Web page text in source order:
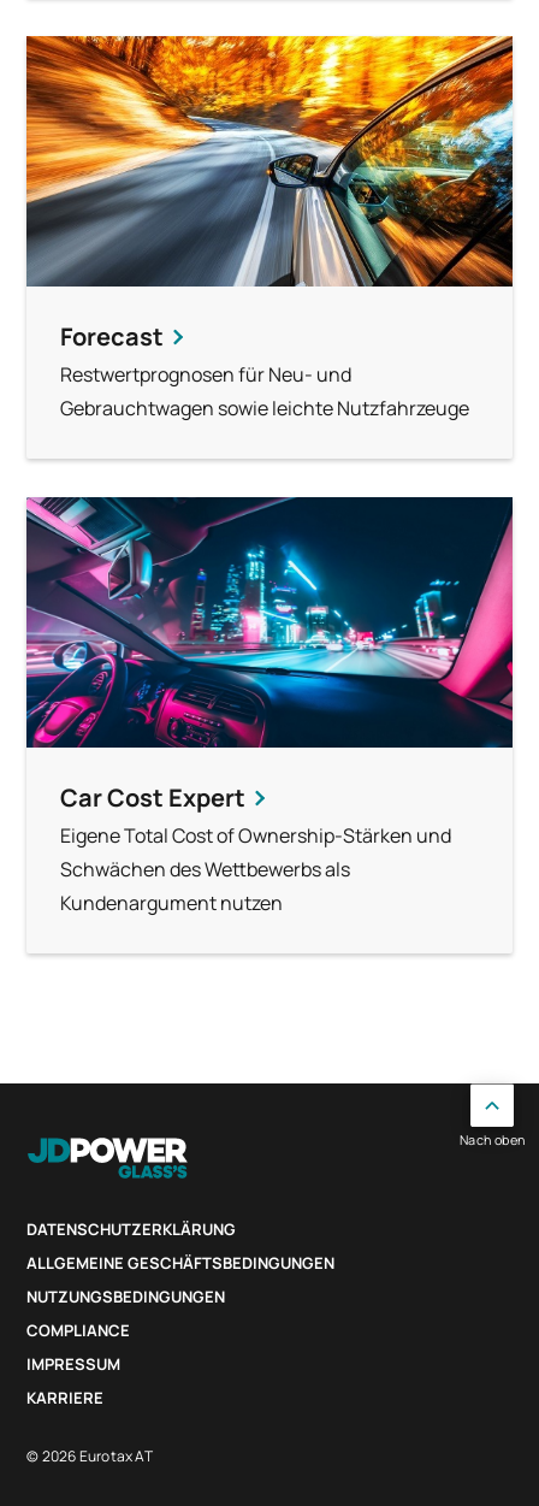
Forecast
Restwertprognosen für Neu- und
Gebrauchtwagen sowie leichte Nutzfahrzeuge
Car Cost Expert
Eigene Total Cost of Ownership-Stärken und
Schwächen des Wettbewerbs als
Kundenargument nutzen
DATENSCHUTZERKLÄRUNG
ALLGEMEINE GESCHÄFTSBEDINGUNGEN
NUTZUNGSBEDINGUNGEN
COMPLIANCE
IMPRESSUM
KARRIERE
© 2026 Eurotax AT
Nach oben